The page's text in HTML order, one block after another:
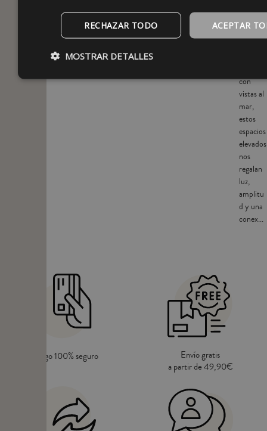
especial.
con
vistas al
mar,
estos
espacios
elevados
nos
regalan
luz,
amplitu
d y una
conex...
Pago 100% seguro
Envío gratis
a partir de 49,90€
ACEPTAR
RECHAZAR TODO
MOSTRAR DETALLES